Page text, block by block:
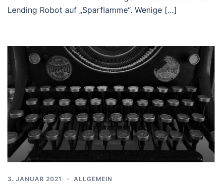
Lending Robot auf „Sparflamme“. Wenige […]
3. JANUAR 2021 ALLGEMEIN